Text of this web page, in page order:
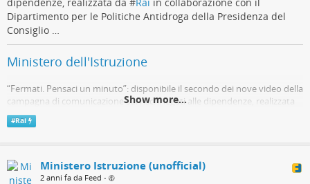
Dipartimento per le Politiche Antidroga della Presidenza del
Consiglio …
Ministero dell'Istruzione
“Fermati. Pensaci un minuto”: disponibile il secondo dei nove video della
campagna di comunicazione sui rischi legati alle dipendenze, realizzata
da #Rai in collaborazione con il Dipartimento per le Politiche Antidroga
della Presidenza del Consiglio …
Show more...
#Rai
Ministero Istruzione (unofficial)
2 anni fa da Feed •